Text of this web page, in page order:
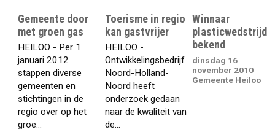
Gemeente door
met groen gas
HEILOO - Per 1
januari 2012
stappen diverse
gemeenten en
stichtingen in de
regio over op het
groe...
Toerisme in regio
kan gastvrijer
HEILOO -
Ontwikkelingsbedrijf
Noord-Holland-
Noord heeft
onderzoek gedaan
naar de kwaliteit van
de...
Winnaar
plasticwedstrijd
bekend
dinsdag 16
november 2010
Gemeente Heiloo